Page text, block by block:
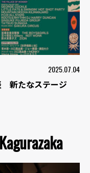
2025.07.04
新たなステージ